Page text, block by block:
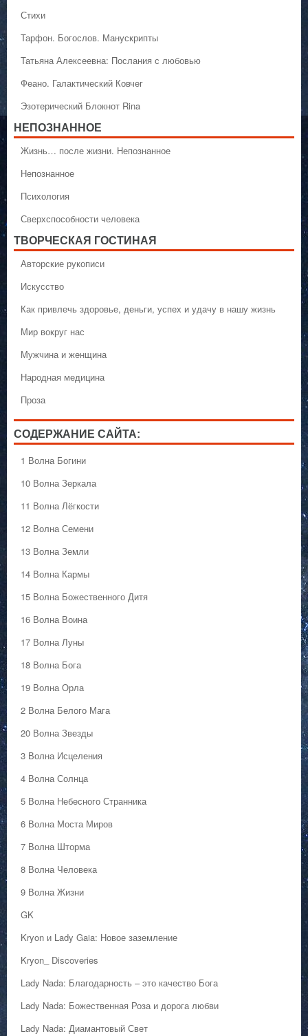
Стихи
Тарфон. Богослов. Манускрипты
Татьяна Алексеевна: Послания с любовью
Феано. Галактический Ковчег
Эзотерический Блокнот Rina
НЕПОЗНАННОЕ
Жизнь… после жизни. Непознанное
Непознанное
Психология
Сверхспособности человека
ТВОРЧЕСКАЯ ГОСТИНАЯ
Авторские рукописи
Искусство
Как привлечь здоровье, деньги, успех и удачу в нашу жизнь
Мир вокруг нас
Мужчина и женщина
Народная медицина
Проза
СОДЕРЖАНИЕ САЙТА:
1 Волна Богини
10 Волна Зеркала
11 Волна Лёгкости
12 Волна Семени
13 Волна Земли
14 Волна Кармы
15 Волна Божественного Дитя
16 Волна Воина
17 Волна Луны
18 Волна Бога
19 Волна Орла
2 Волна Белого Мага
20 Волна Звезды
3 Волна Исцеления
4 Волна Солнца
5 Волна Небесного Странника
6 Волна Моста Миров
7 Волна Шторма
8 Волна Человека
9 Волна Жизни
GK
Kryon и Lady Gaia: Новое заземление
Kryon_ Discoveries
Lady Nada: Благодарность – это качество Бога
Lady Nada: Божественная Роза и дорога любви
Lady Nada: Диамантовый Свет